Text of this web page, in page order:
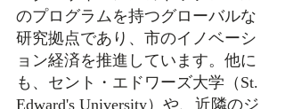
のプログラムを持つグローバルな
研究拠点であり、市のイノベーシ
ョン経済を推進しています。他に
も、セント・エドワーズ大学（St.
Edward's University）や、近隣のジ